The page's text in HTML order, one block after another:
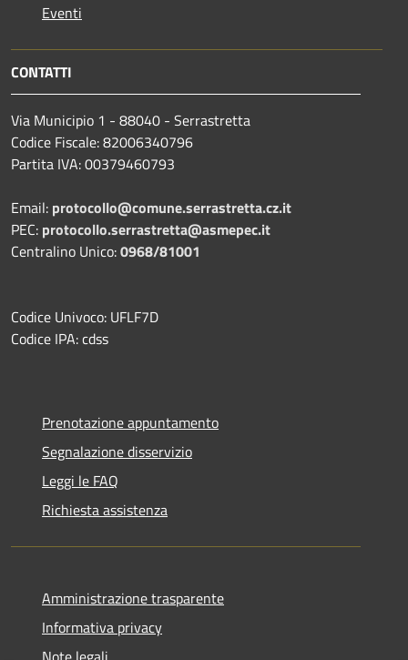
Eventi
CONTATTI
Via Municipio 1 - 88040 - Serrastretta
Codice Fiscale: 82006340796
Partita IVA: 00379460793
Email: protocollo@comune.serrastretta.cz.it
PEC: protocollo.serrastretta@asmepec.it
Centralino Unico:0968/81001
Codice Univoco: UFLF7D
Codice IPA: cdss
Prenotazione appuntamento
Segnalazione disservizio
Leggi le FAQ
Richiesta assistenza
Amministrazione trasparente
Informativa privacy